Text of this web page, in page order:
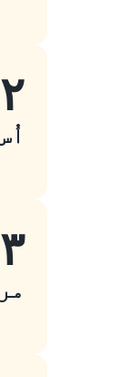
٢- لَيْسَ لِوَقْعَتِهَا كَاذِبَةٌ
٣- خَافِضَةٌ رَّافِعَةٌ